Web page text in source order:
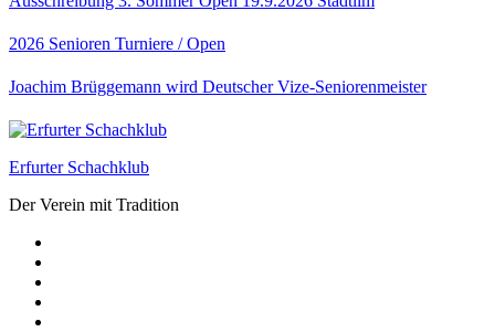
2026 Senioren Turniere / Open
Joachim Brüggemann wird Deutscher Vize-Seniorenmeister
Erfurter Schachklub
Der Verein mit Tradition